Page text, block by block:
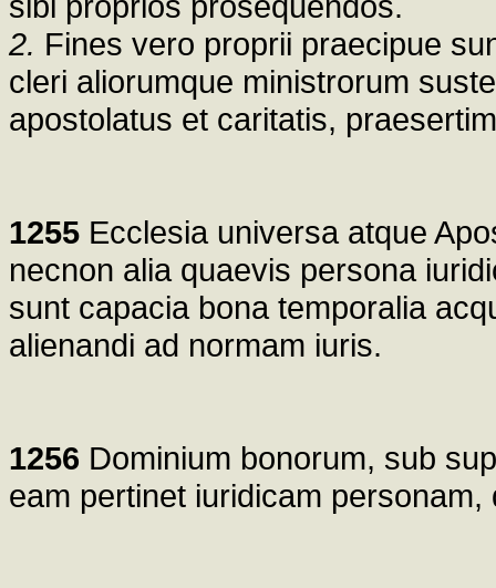
2. Fines vero proprii praecipue
cleri aliorumque ministrorum
apostolatus et caritatis,
1255 Ecclesia universa atque
necnon alia quaevis persona
sunt capacia bona temporalia
alienandi ad normam iuris.
1256 Dominium bonorum, sub
eam pertinet iuridicam